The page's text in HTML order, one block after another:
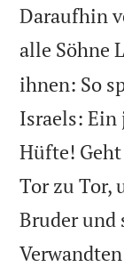
Daraufhin
alle Söhne
ihnen: So
Israels: Ein
Hüfte!
Tor zu Tor,
Bruder und